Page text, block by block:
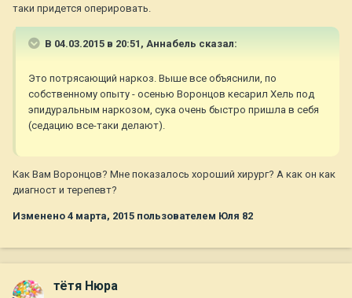
таки придется оперировать.
В 04.03.2015 в 20:51, Aннaбель сказал:
Это потрясающий наркоз. Выше все объяснили, по
собственному опыту - осенью Воронцов кесарил Хель под
эпидуральным наркозом, сука очень быстро пришла в себя
(седацию все-таки делают).
Как Вам Воронцов? Мне показалось хороший хирург? А как он как
диагност и терепевт?
Изменено 4 марта, 2015 пользователем Юля 82
тётя Нюра